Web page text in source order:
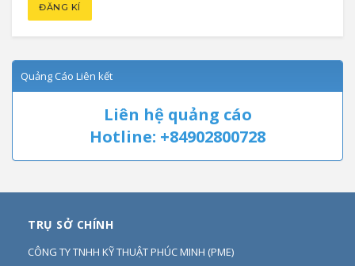
Quảng Cáo Liên kết
Liên hệ quảng cáo
Hotline: +84902800728
TRỤ SỞ CHÍNH
CÔNG TY TNHH KỸ THUẬT PHÚC MINH (PME)